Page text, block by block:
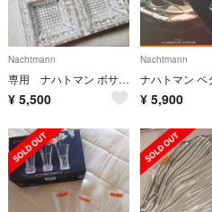
Nachtmann
専用 ナハトマン ボサノバ スクウェア プレート5点セット
¥ 5,500
Nachtmann
¥ 5,900